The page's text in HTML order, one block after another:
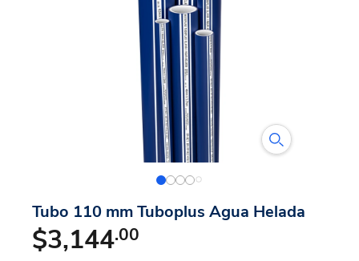
Tubo 110 mm Tuboplus Agua Helada
$3,144.00